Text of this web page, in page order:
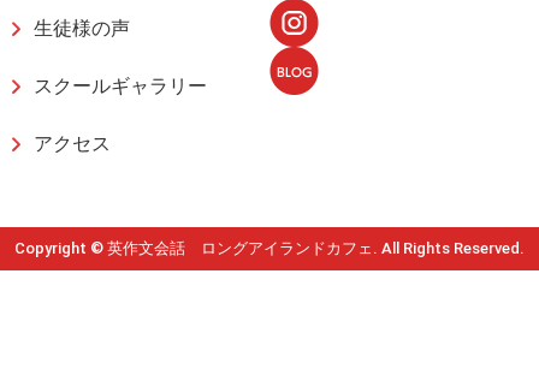
生徒様の声
スクールギャラリー
アクセス
Copyright © 英作文会話 ロングアイランドカフェ. All Rights Reserved.